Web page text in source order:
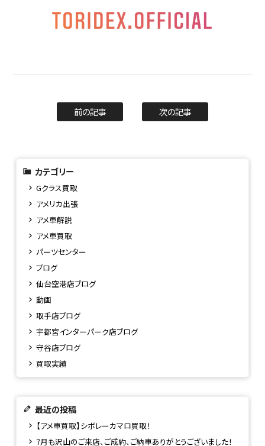
前の記事 次の記事
カテゴリー
Gクラス買取
アメリカ出張
アメ車解説
アメ車買取
パーツセンター
ブログ
仙台空港店ブログ
動画
取手店ブログ
宇都宮インターパーク店ブログ
守谷店ブログ
買取実績
最近の投稿
【アメ車買取】シボレーカマロ買取！
7月も沢山のご来店、ご成約、ご納車ありがとうございました！